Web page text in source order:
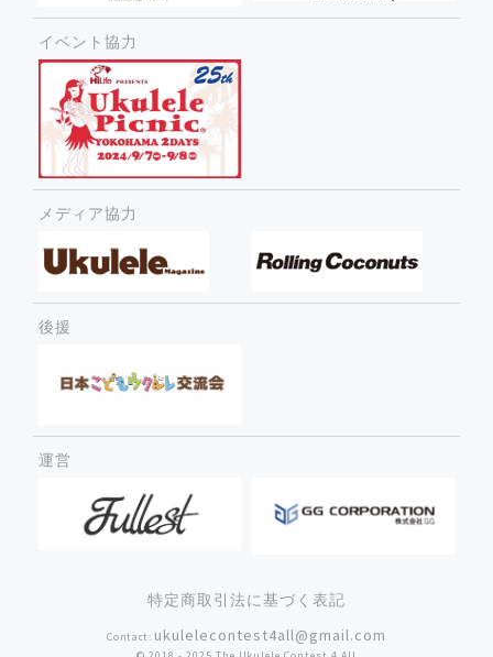
イベント協力
メディア協力
後援
運営
特定商取引法に基づく表記
Contact: ukulelecontest4all@gmail.com